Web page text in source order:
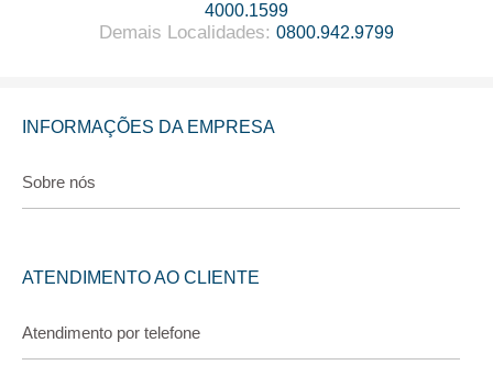
4000.1599
Demais Localidades: 0800.942.9799
INFORMAÇÕES DA EMPRESA
Sobre nós
ATENDIMENTO AO CLIENTE
Atendimento por telefone